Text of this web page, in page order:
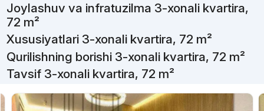
Joylashuv va infratuzilma 3-xonali kvartira,
72 m²
Xususiyatlari 3-xonali kvartira, 72 m²
Qurilishning borishi 3-xonali kvartira, 72 m²
Tavsif 3-xonali kvartira, 72 m²